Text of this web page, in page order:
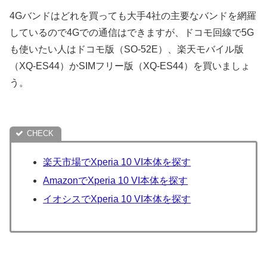
4Gバンドはどれを買っても大手4社の主要なバンドを網羅
しているので4Gでの通信はできますが、ドコモ回線で5G
も使いたい人はドコモ版（SO-52E）、楽天モバイル版
（XQ-ES44）かSIMフリー版（XQ-ES44）を買いましょ
う。
楽天市場でXperia 10 VI本体を探す
AmazonでXperia 10 VI本体を探す
イオシスでXperia 10 VI本体を探す